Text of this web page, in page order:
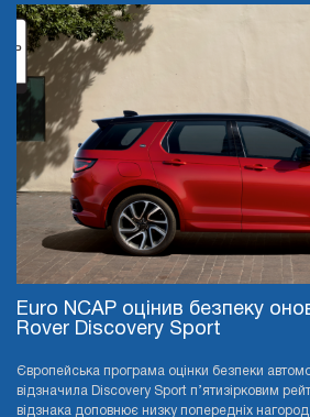
Euro NCAP оцінив безпеку
Rover Discovery Sport
Європейська програма оцінки безпеки
відзначила Discovery Sport п’ятизірковим
відзнака доповнює низку попередніх нагород